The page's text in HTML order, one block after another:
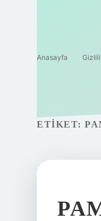
Anasayfa
ETIKET: